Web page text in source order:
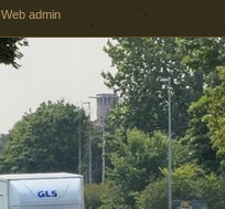
Web admin